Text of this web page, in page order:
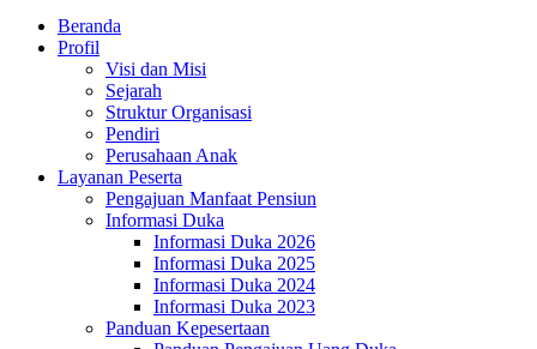
Beranda
Profil
Visi dan Misi
Sejarah
Struktur Organisasi
Pendiri
Perusahaan Anak
Layanan Peserta
Pengajuan Manfaat Pensiun
Informasi Duka
Informasi Duka 2026
Informasi Duka 2025
Informasi Duka 2024
Informasi Duka 2023
Panduan Kepesertaan